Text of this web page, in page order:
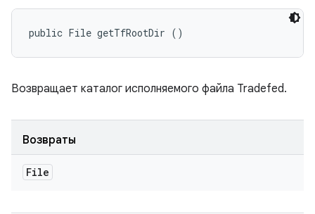
public File getTfRootDir ()
Возвращает каталог исполняемого файла Tradefed.
Возвраты
File